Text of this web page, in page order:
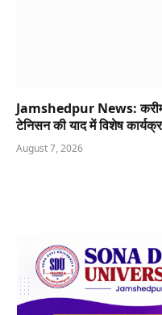
Jamshedpur News: करीम
टेनिसन की याद में विशेष
August 7, 2026